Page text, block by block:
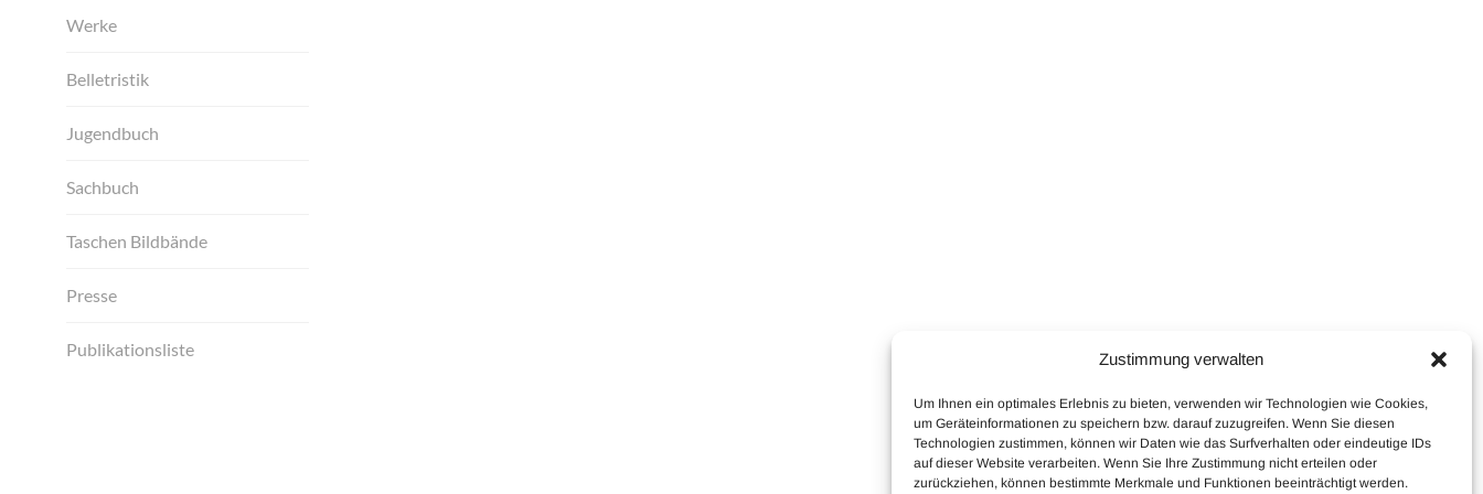
Zustimmung verwalten
Um Ihnen ein optimales Erlebnis zu bieten, verwenden wir Technologien wie Cookies,
um Geräteinformationen zu speichern bzw. darauf zuzugreifen. Wenn Sie diesen
Technologien zustimmen, können wir Daten wie das Surfverhalten oder eindeutige IDs
auf dieser Website verarbeiten. Wenn Sie Ihre Zustimmung nicht erteilen oder
zurückziehen, können bestimmte Merkmale und Funktionen beeinträchtigt werden.
Werke
Belletristik
Jugendbuch
Sachbuch
Taschen Bildbände
Presse
Publikationsliste